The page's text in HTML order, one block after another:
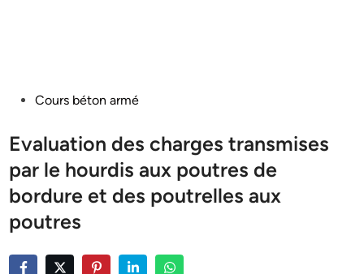
PostedCours béton armé
Evaluation des charges transmises
par le hourdis aux poutres de
bordure et des poutrelles aux
poutres